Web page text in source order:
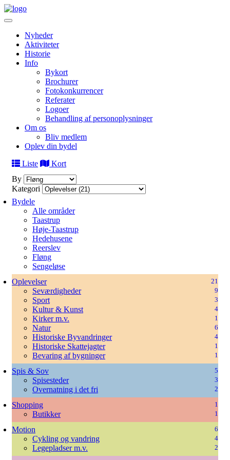
Nyheder
Aktiviteter
Historie
Info
Bykort
Brochurer
Fotokonkurrencer
Referater
Logoer
Behandling af personoplysninger
Om os
Bliv medlem
Oplev din bydel
Liste
Kort
By
Kategori
Bydele
Alle områder
Taastrup
Høje-Taastrup
Hedehusene
Reerslev
Fløng
Sengeløse
21
Oplevelser
9
Seværdigheder
3
Sport
4
Kultur & Kunst
1
Kirker m.v.
6
Natur
4
Historiske Byvandringer
1
Historiske Skattejagter
1
Bevaring af bygninger
5
Spis & Sov
3
Spisesteder
2
Overnatning i det fri
1
Shopping
1
Butikker
6
Motion
4
Cykling og vandring
2
Legepladser m.v.